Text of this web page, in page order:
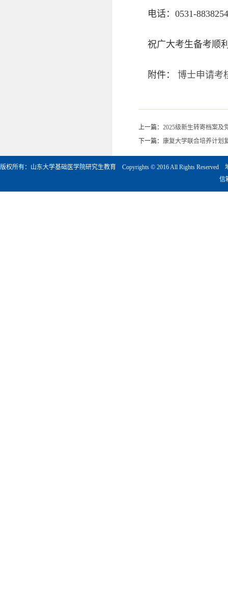
电话：0531-
祝广大考生备考顺
附件： 博士申请考
上一篇： 2025级新生转寄档案及
下一篇： 康复大学联合培养计划
版权所有：山东大学基础医学院研究生教育 Copyrights © 2016 All Rights
信